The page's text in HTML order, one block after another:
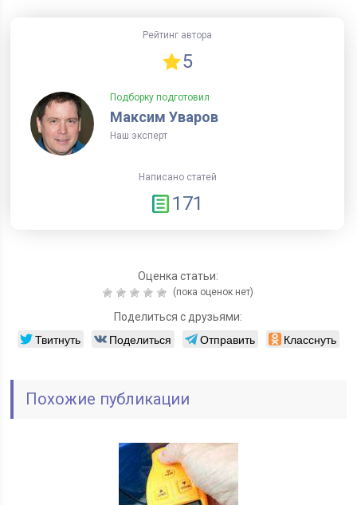
Рейтинг автора
5
Подборку подготовил
Максим Уваров
Наш эксперт
Написано статей
171
Оценка статьи:
(пока оценок нет)
Поделиться с друзьями:
Твитнуть Поделиться Отправить Класснуть
Похожие публикации